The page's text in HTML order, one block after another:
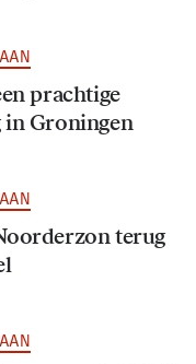
prachtige
in Groningen
terug